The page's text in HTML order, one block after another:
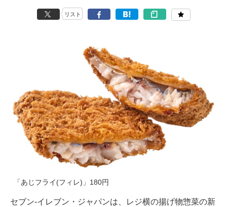
リスト
「あじフライ(フィレ)」180円
セブン-イレブン・ジャパンは、レジ横の揚げ物惣菜の新